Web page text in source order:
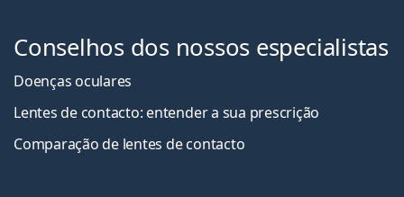
Conselhos dos nossos especialistas
Doenças oculares
Lentes de contacto: entender a sua prescrição
Comparação de lentes de contacto